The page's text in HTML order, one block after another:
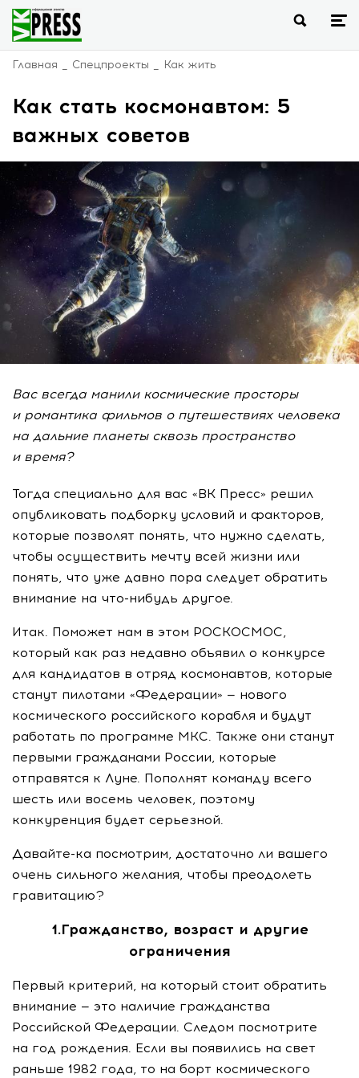
Главная Спецпроекты Как жить
Как стать космонавтом: 5
важных советов
Вас всегда манили космические просторы
и романтика фильмов о путешествиях человека
на дальние планеты сквозь пространство
и время?
Тогда специально для вас «ВК Пресс» решил
опубликовать подборку условий и факторов,
которые позволят понять, что нужно сделать,
чтобы осуществить мечту всей жизни или
понять, что уже давно пора следует обратить
внимание на что-нибудь другое.
Итак. Поможет нам в этом РОСКОСМОС,
который как раз недавно объявил о конкурсе
для кандидатов в отряд космонавтов, которые
станут пилотами «Федерации» — нового
космического российского корабля и будут
работать по программе МКС. Также они станут
первыми гражданами России, которые
отправятся к Луне. Пополнят команду всего
шесть или восемь человек, поэтому
конкуренция будет серьезной.
Давайте-ка посмотрим, достаточно ли вашего
очень сильного желания, чтобы преодолеть
гравитацию?
1.Гражданство, возраст и другие
ограничения
Первый критерий, на который стоит обратить
внимание — это наличие гражданства
Российской Федерации. Следом посмотрите
на год рождения. Если вы появились на свет
раньше 1982 года, то на борт космического